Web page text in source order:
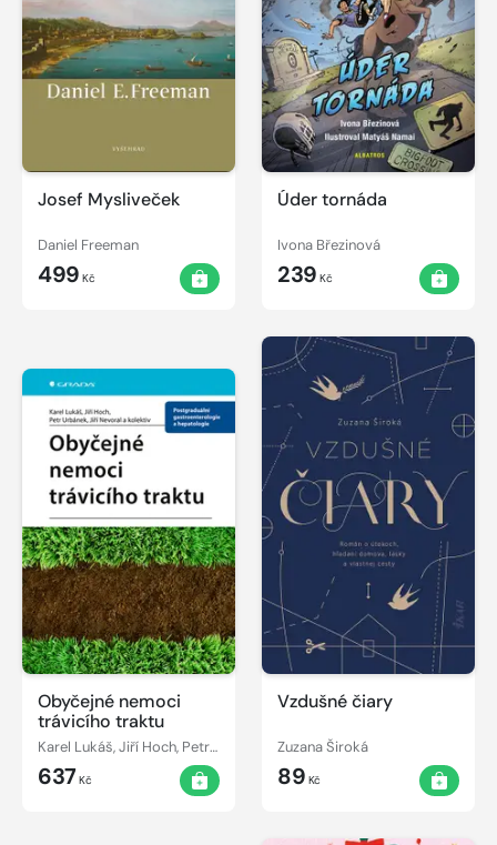
Josef Mysliveček
Daniel Freeman
499 Kč
Úder tornáda
Ivona Březinová
239 Kč
Obyčejné nemoci
trávicího traktu
Karel Lukáš, Jiří Hoch, Petr Urbánek
637Kč
Vzdušné čiary
Zuzana Široká
89 Kč